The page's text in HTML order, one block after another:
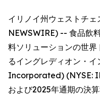
イリノイ州ウェストチ
NEWSWIRE) -- 食品飲
料ソリューションの世
るイングレディオン・
Incorporated) (NYSE:
および2025年通期の決算